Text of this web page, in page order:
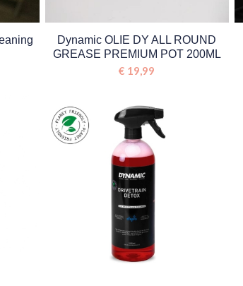
Dynamic OLIE DY ALL ROUND
GREASE PREMIUM POT 200ML
€ 19,99